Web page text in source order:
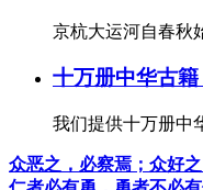
京杭大运河自春秋
十万册中华古
我们提供十万册中
众恶之，必察焉；众好之